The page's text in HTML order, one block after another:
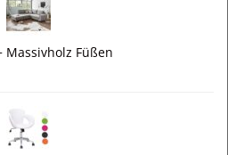
Massivholz Füßen